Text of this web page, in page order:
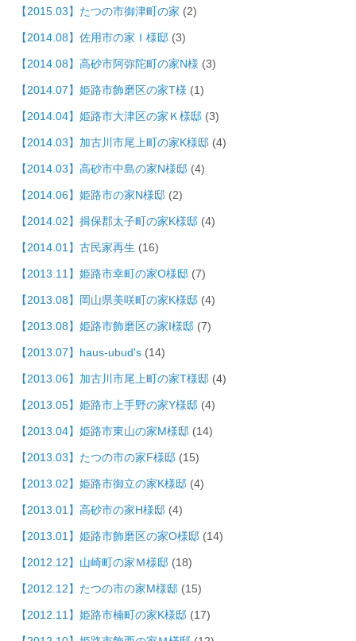
【2015.03】たつの市御津町の家 (2)
【2014.08】佐用市の家Ｉ様邸 (3)
【2014.08】高砂市阿弥陀町の家N様 (3)
【2014.07】姫路市飾磨区の家T様 (1)
【2014.04】姫路市大津区の家Ｋ様邸 (3)
【2014.03】加古川市尾上町の家K様邸 (4)
【2014.03】高砂市中島の家N様邸 (4)
【2014.06】姫路市の家N様邸 (2)
【2014.02】揖保郡太子町の家K様邸 (4)
【2014.01】古民家再生 (16)
【2013.11】姫路市幸町の家O様邸 (7)
【2013.08】岡山県美咲町の家K様邸 (4)
【2013.08】姫路市飾磨区の家I様邸 (7)
【2013.07】haus-ubud's (14)
【2013.06】加古川市尾上町の家T様邸 (4)
【2013.05】姫路市上手野の家Y様邸 (4)
【2013.04】姫路市東山の家M様邸 (14)
【2013.03】たつの市の家F様邸 (15)
【2013.02】姫路市御立の家K様邸 (4)
【2013.01】高砂市の家H様邸 (4)
【2013.01】姫路市飾磨区の家O様邸 (14)
【2012.12】山崎町の家Ｍ様邸 (18)
【2012.12】たつの市の家M様邸 (15)
【2012.11】姫路市楠町の家K様邸 (17)